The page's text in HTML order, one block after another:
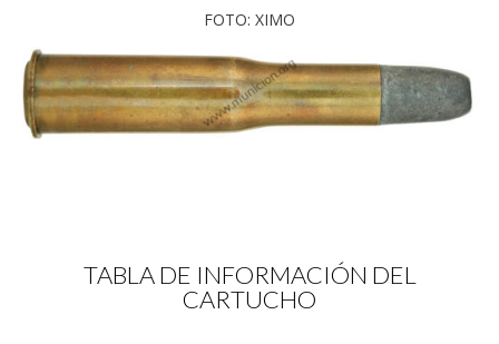
FOTO: XIMO
TABLA DE INFORMACIÓN DEL
CARTUCHO